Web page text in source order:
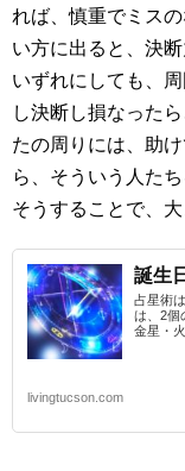
れば、慎重でミス
い方に出ると、決
いずれにしても、
し決断し損なった
たの周りには、助
ら、そういう人た
そうすることで、
誕生
占星術
は、2個
金星・
livingtucson.com